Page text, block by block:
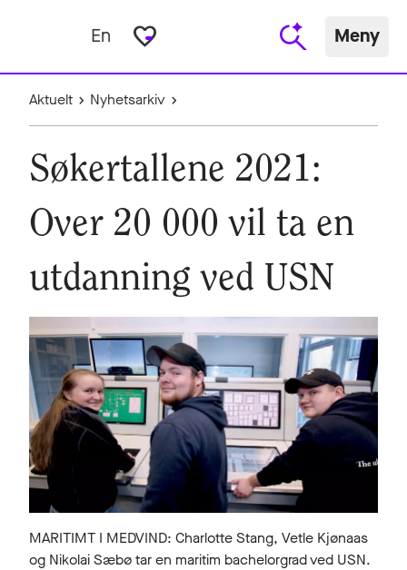
En favorite_border Meny
Aktuelt Nyhetsarkiv
Søkertallene 2021:
Over 20 000 vil ta en
utdanning ved USN
MARITIMT I MEDVIND: Charlotte Stang, Vetle Kjønaas
og Nikolai Sæbø tar en maritim bachelorgrad ved USN.